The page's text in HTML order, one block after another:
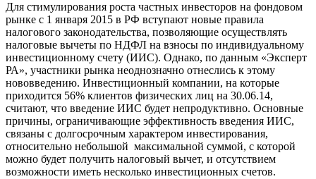
Для стимулирования роста частных инвесторов на фондовом
рынке с 1 января 2015 в РФ вступают новые правила
налогового законодательства, позволяющие осуществлять
налоговые вычеты по НДФЛ на взносы по индивидуальному
инвестиционному счету (ИИС). Однако, по данным «Эксперт
РА», участники рынка неоднозначно отнеслись к этому
нововведению. Инвестиционный компании, на которые
приходится 56% клиентов физических лиц на 30.06.14,
считают, что введение ИИС будет непродуктивно. Основные
причины, ограничивающие эффективность введения ИИС,
связаны с долгосрочным характером инвестирования,
относительно небольшой максимальной суммой, с которой
можно будет получить налоговый вычет, и отсутствием
возможности иметь несколько инвестиционных счетов.